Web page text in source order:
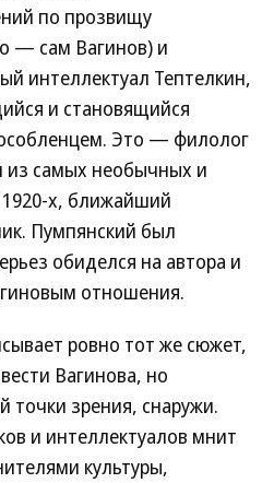
по прозвищу
— сам Вагинов) и
интеллектуал Тептелкин,
и становящийся
Это — филолог
из самых необычных и
х, ближайший
Пумпянский был
обиделся на автора и
отношения.
ровно тот же сюжет,
Вагинова, но
точки зрения, снаружи.
и интеллектуалов мнит
культуры,